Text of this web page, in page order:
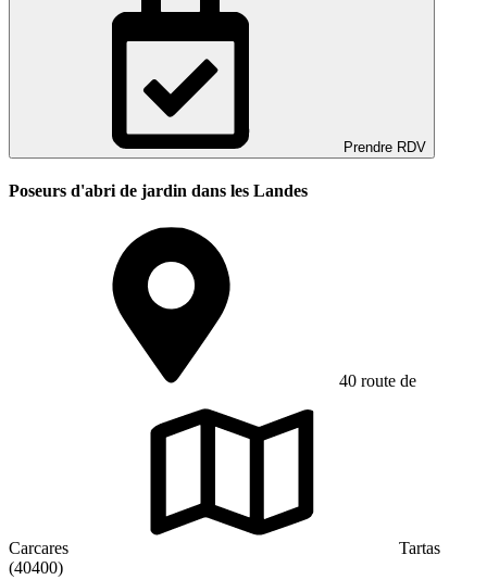
Prendre RDV
Poseurs d'abri de jardin dans les Landes
40 route de
Carcares
Tartas
(40400)